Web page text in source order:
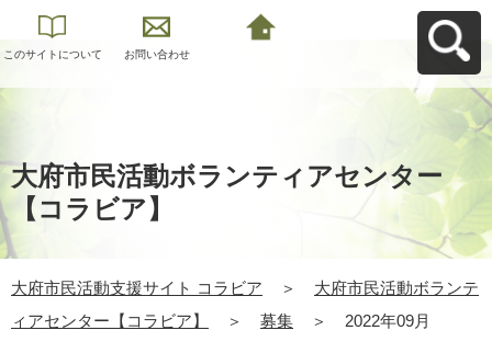
このサイトについて お問い合わせ
大府市民活動ボランティアセンター
【コラビア】
大府市民活動支援サイト コラビア ＞
大府市民活動ボランテ
ィアセンター【コラビア】
＞ 募集 ＞ 2022年09月